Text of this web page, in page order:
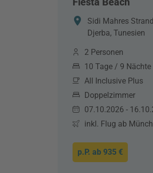
Sidi Mahres
Djerba, Tunesien
2 Personen
10 Tage / 9 Nächte
All Inclusive Plus
Doppelzimmer
07.10.2026 -
inkl. Flug ab
p.P. ab 935 €